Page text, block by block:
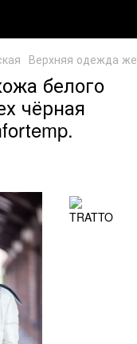
Верхняя одежда
белого
чёрная